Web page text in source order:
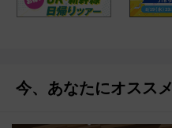
今、あなたにオススメ